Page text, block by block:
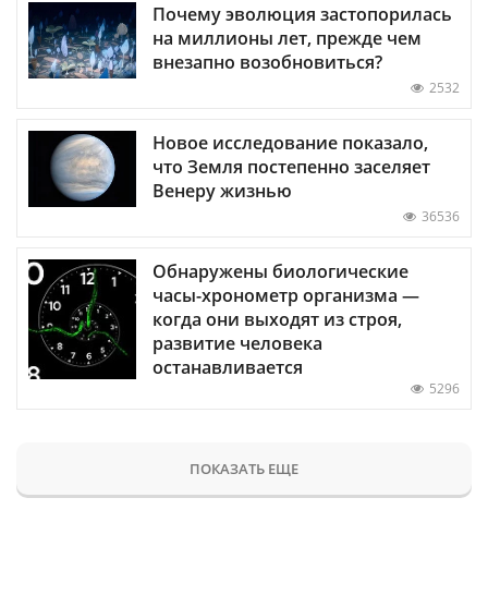
Почему эволюция застопорилась
на миллионы лет, прежде чем
внезапно возобновиться?
2532
Новое исследование показало,
что Земля постепенно заселяет
Венеру жизнью
36536
Обнаружены биологические
часы-хронометр организма —
когда они выходят из строя,
развитие человека
останавливается
5296
ПОКАЗАТЬ ЕЩЕ